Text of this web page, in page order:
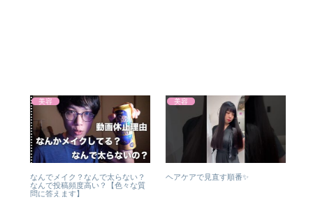
美容
なんでメイク？なんで太らない？
なんで投稿頻度高い？【色々な質
問に答えます】
美容
ヘアケアで見直す順番✨